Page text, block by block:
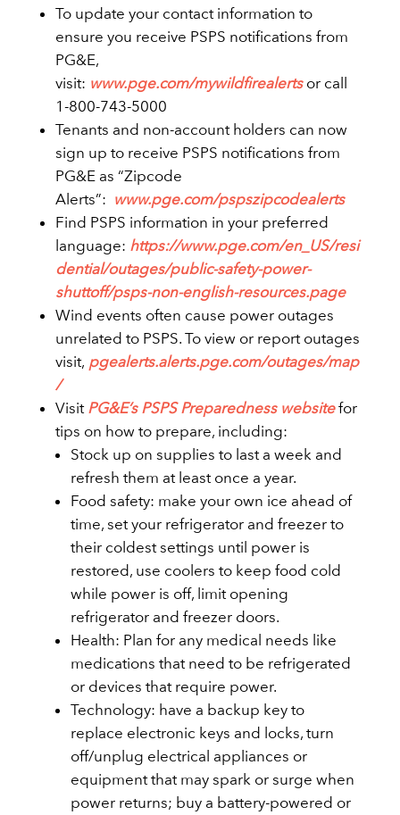
To update your contact information to
ensure you receive PSPS notifications from
PG&E,
visit: www.pge.com/mywildfirealertsor call
1-800-743-5000
Tenants and non-account holders can now
sign up to receive PSPS notifications from
PG&E as “Zipcode
Alerts”: www.pge.com/pspszipcodealerts
Find PSPS information in your preferred
language: https://www.pge.com/en_US/resi
dential/outages/public-safety-power-
shuttoff/psps-non-english-resources.page
Wind events often cause power outages
unrelated to PSPS. To view or report outages
visit, pgealerts.alerts.pge.com/outages/map
/
Visit PG&E’s PSPS Preparedness websitefor
tips on how to prepare, including:
Stock up on supplies to last a week and
refresh them at least once a year.
Food safety: make your own ice ahead of
time, set your refrigerator and freezer to
their coldest settings until power is
restored, use coolers to keep food cold
while power is off, limit opening
refrigerator and freezer doors.
Health: Plan for any medical needs like
medications that need to be refrigerated
or devices that require power.
Technology: have a backup key to
replace electronic keys and locks, turn
off/unplug electrical appliances or
equipment that may spark or surge when
power returns; buy a battery-powered or